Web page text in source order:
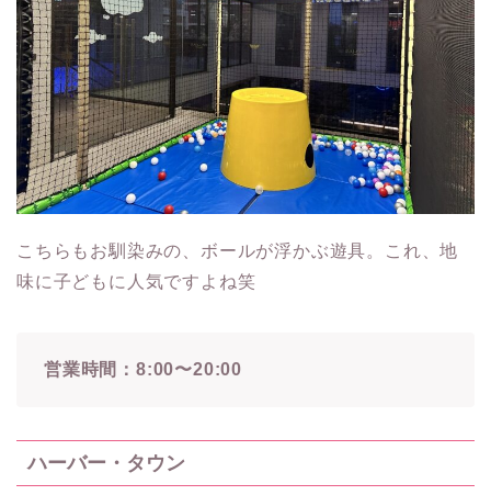
こちらもお馴染みの、ボールが浮かぶ遊具。これ、地
味に子どもに人気ですよね笑
営業時間：8:00〜20:00
ハーバー・タウン